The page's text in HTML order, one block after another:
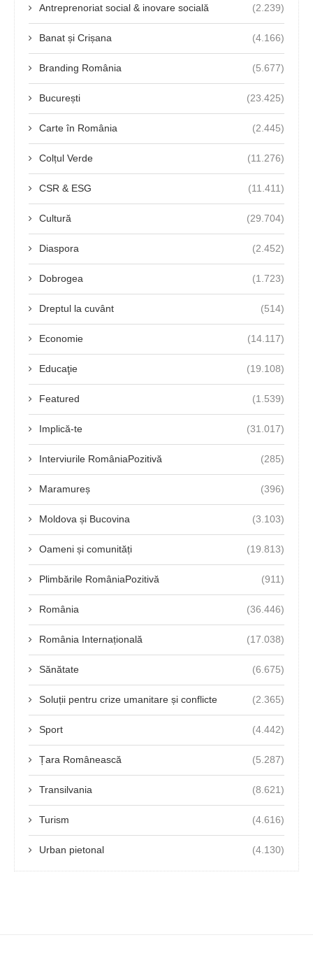
Antreprenoriat social & inovare socială (2.239)
Banat și Crișana (4.166)
Branding România (5.677)
București (23.425)
Carte în România (2.445)
Colțul Verde (11.276)
CSR & ESG (11.411)
Cultură (29.704)
Diaspora (2.452)
Dobrogea (1.723)
Dreptul la cuvânt (514)
Economie (14.117)
Educaţie (19.108)
Featured (1.539)
Implică-te (31.017)
Interviurile RomâniaPozitivă (285)
Maramureș (396)
Moldova și Bucovina (3.103)
Oameni și comunități (19.813)
Plimbările RomâniaPozitivă (911)
România (36.446)
România Internațională (17.038)
Sănătate (6.675)
Soluții pentru crize umanitare și conflicte (2.365)
Sport (4.442)
Țara Românească (5.287)
Transilvania (8.621)
Turism (4.616)
Urban pietonal (4.130)